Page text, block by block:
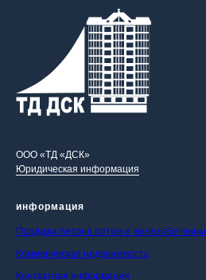
ООО «ТД «ДСК»
Юридическая информация
информация
Продажа бетона оптом и
Коммерческая недвижимость
Контактная информация